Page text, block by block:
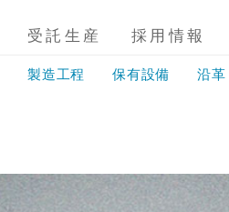
製造工程 保有設備 沿革
受託生産 採用情報